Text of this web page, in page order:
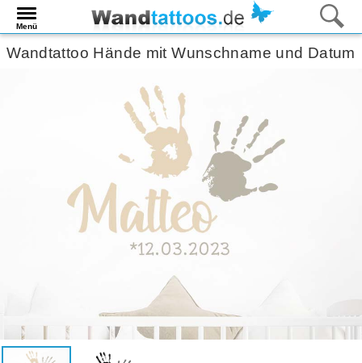
Menü
Wandtattoo Hände mit Wunschname und Datum